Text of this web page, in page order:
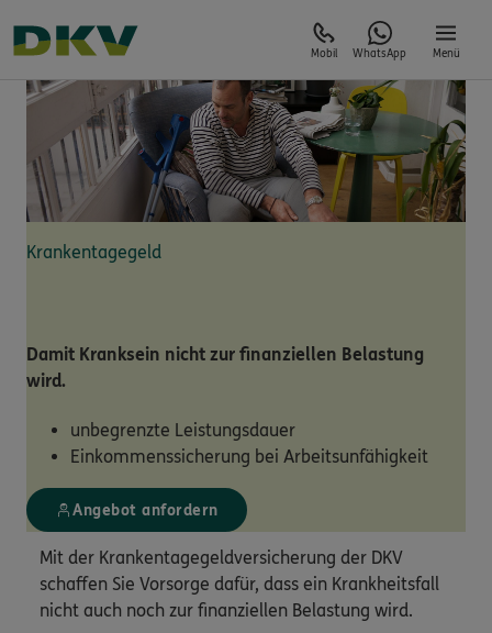
Mobil WhatsApp Menü
Krankentagegeld
Damit Kranksein nicht zur finanziellen Belastung
wird.
unbegrenzte Leistungsdauer
Einkommenssicherung bei Arbeitsunfähigkeit
Angebot anfordern
Mit der Krankentagegeldversicherung der DKV
schaffen Sie Vorsorge dafür, dass ein Krankheitsfall
nicht auch noch zur finanziellen Belastung wird.